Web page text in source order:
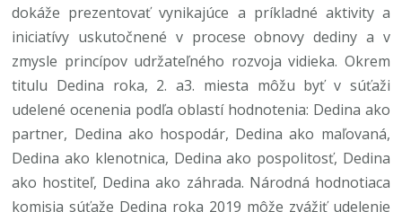
dokáže prezentovať vynikajúce a príkladné aktivity a
iniciatívy uskutočnené v procese obnovy dediny a v
zmysle princípov udržateľného rozvoja vidieka. Okrem
titulu Dedina roka, 2. a3. miesta môžu byť v súťaži
udelené ocenenia podľa oblastí hodnotenia: Dedina ako
partner, Dedina ako hospodár, Dedina ako maľovaná,
Dedina ako klenotnica, Dedina ako pospolitosť, Dedina
ako hostiteľ, Dedina ako záhrada. Národná hodnotiaca
komisia súťaže Dedina roka 2019 môže zvážiť udelenie